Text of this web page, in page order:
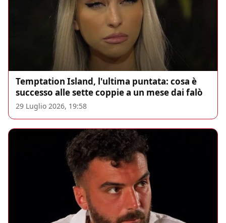
Temptation Island, l'ultima puntata: cosa è
successo alle sette coppie a un mese dai falò
29 Luglio 2026, 19:58